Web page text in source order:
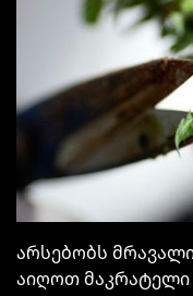
არსებობს
აიღოთ მაკრატელი